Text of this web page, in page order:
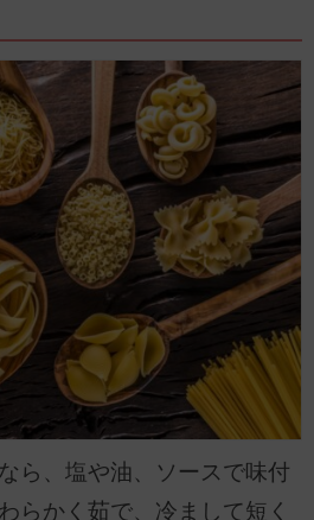
ら、塩や油、ソースで味付
らかく茹で、冷まして短く